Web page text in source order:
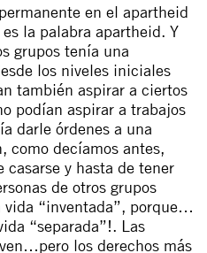
en el apartheid
la palabra apartheid. Y
grupos tenía una
los niveles iniciales
también aspirar a ciertos
podían aspirar a trabajos
darle órdenes a una
como decíamos antes,
y hasta de tener
de otros grupos
vida “inventada”, porque…
“separada”!. Las
los derechos más